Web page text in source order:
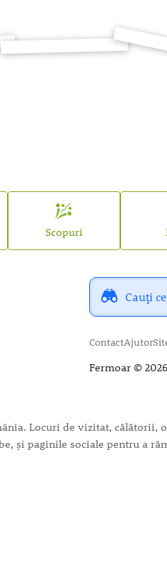
Scopuri
ContactAjutor
Fermoar ©
Locuri de vizitat,
și paginile sociale pentru a